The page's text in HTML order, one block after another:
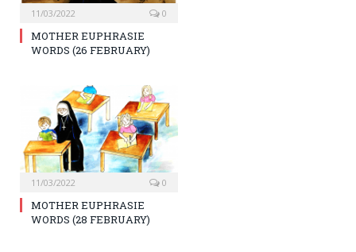
11/03/2022 0
MOTHER EUPHRASIE
WORDS (26 FEBRUARY)
11/03/2022 0
MOTHER EUPHRASIE
WORDS (28 FEBRUARY)